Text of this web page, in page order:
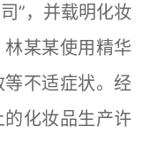
”，并载明化妆
某某使用精华
不适症状。经
化妆品生产许